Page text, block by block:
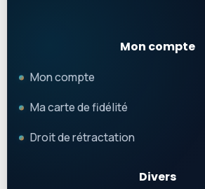
Mon compte
Mon compte
Ma carte de fidélité
Droit de rétractation
Divers